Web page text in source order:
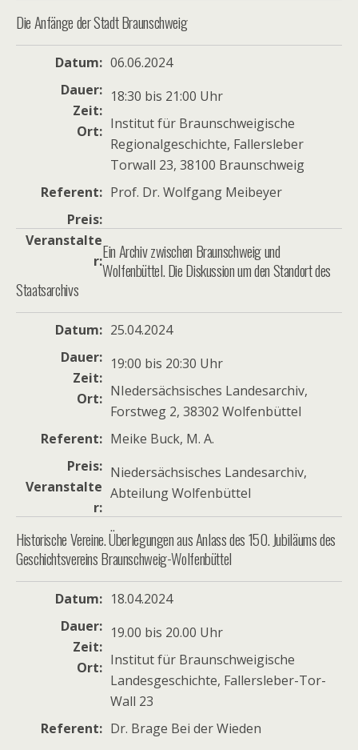
Die Anfänge der Stadt Braunschweig
Datum
06.06.2024
Dauer
Zeit
18:30 bis 21:00 Uhr
Ort
Institut für Braunschweigische
Regionalgeschichte, Fallersleber
Torwall 23, 38100 Braunschweig
Referent
Prof. Dr. Wolfgang Meibeyer
Preis
Veranstalte
r Ein Archiv zwischen Braunschweig und
Wolfenbüttel. Die Diskussion um den Standort des
Staatsarchivs
Datum
25.04.2024
Dauer
Zeit
19:00 bis 20:30 Uhr
Ort
NIedersächsisches Landesarchiv,
Forstweg 2, 38302 Wolfenbüttel
Referent
Meike Buck, M. A.
Preis
Veranstalte
r
Niedersächsisches Landesarchiv,
Abteilung Wolfenbüttel
Historische Vereine. Überlegungen aus Anlass des 150. Jubiläums des
Geschichtsvereins Braunschweig-Wolfenbüttel
Datum
18.04.2024
Dauer
Zeit
19.00 bis 20.00 Uhr
Ort
Institut für Braunschweigische
Landesgeschichte, Fallersleber-Tor-
Wall 23
Referent
Dr. Brage Bei der Wieden